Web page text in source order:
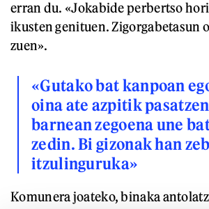
erran du. «Jokabide perbertso
ikusten genituen. Zigorgabetasun
zuen».
«Gutako bat kanpoan
oina ate azpitik
barnean zegoena une
zedin. Bi gizonak han
itzulinguruka»
Komunera joateko, binaka